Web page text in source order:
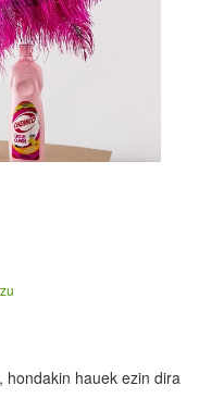
hauek ezin dira